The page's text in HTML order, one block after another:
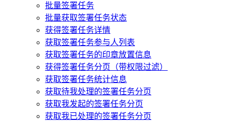
批量签署任务
批量获取签署任务状态
获得签署任务详情
获取签署任务参与人列表
获取签署任务的印章放置信息
获得签署任务分页（带权限过滤）
获取签署任务统计信息
获取待我处理的签署任务分页
获取我发起的签署任务分页
获取我已处理的签署任务分页